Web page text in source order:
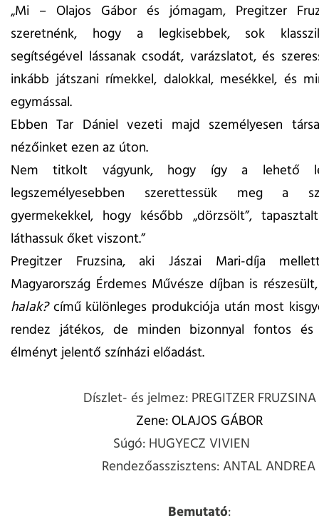
„Mi – Olajos Gábor és jómagam, Pregitzer
szeretnénk, hogy a legkisebbek, sok
segítségével lássanak csodát, varázslatot, és
inkább játszani rímekkel, dalokkal, mesékkel, és
egymással.
Ebben Tar Dániel vezeti majd személyesen
nézőinket ezen az úton.
Nem titkolt vágyunk, hogy így a lehető
legszemélyesebben szerettessük meg a
gyermekekkel, hogy később „dörzsölt”,
láthassuk őket viszont.”
Pregitzer Fruzsina, aki Jászai Mari-díja
Magyarország Érdemes Művésze díjban is
halak?című különleges produkciója után most
rendez játékos, de minden bizonnyal fontos és
élményt jelentő színházi előadást.
Díszlet- és jelmez: PREGITZER FRUZSINA
Zene: OLAJOS GÁBOR
Súgó: HUGYECZ VIVIEN
Rendezőasszisztens: ANTAL ANDREA
Bemutató: